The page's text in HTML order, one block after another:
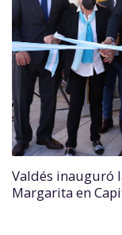
Valdés inauguró
Margarita en